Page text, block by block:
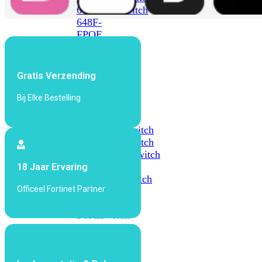
648FFortiSwitch
648F-
FPOE
FortiSwitch
1000
Series
FortiSwitch
FortiSwitch
FortiSwitch
T1024F-
FortiSwitch
1048G
FortiSwitch
2000
Gratis Verzending
Bij Elke Bestelling
18 Jaar Ervaring
Officeel Fortinet Partner